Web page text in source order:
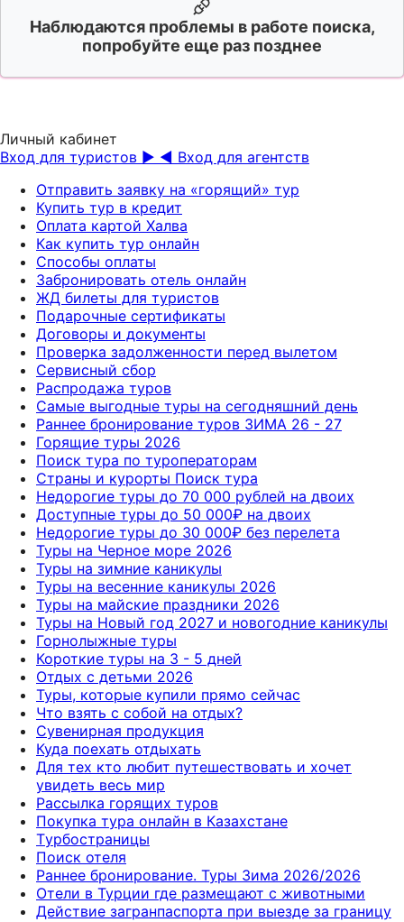
Наблюдаются проблемы в работе поиска,
попробуйте еще раз позднее
Личный кабинет
Вход для туристов ▶ ◀ Вход для агентств
Отправить заявку на «горящий» тур
Купить тур в кредит
Оплата картой Халва
Как купить тур онлайн
Способы оплаты
Забронировать отель онлайн
ЖД билеты для туристов
Подарочные сертификаты
Договоры и документы
Проверка задолженности перед вылетом
Сервисный сбор
Распродажа туров
Самые выгодные туры на сегодняшний день
Раннее бронирование туров ЗИМА 26 - 27
Горящие туры 2026
Поиск тура по туроператорам
Страны и курорты Поиск тура
Недорогие туры до 70 000 рублей на двоих
Доступные туры до 50 000₽ на двоих
Недорогие туры до 30 000₽ без перелета
Туры на Черное море 2026
Туры на зимние каникулы
Туры на весенние каникулы 2026
Туры на майские праздники 2026
Туры на Новый год 2027 и новогодние каникулы
Горнолыжные туры
Короткие туры на 3 - 5 дней
Отдых с детьми 2026
Туры, которые купили прямо сейчас
Что взять с собой на отдых?
Сувенирная продукция
Куда поехать отдыхать
Для тех кто любит путешествовать и хочет
увидеть весь мир
Рассылка горящих туров
Покупка тура онлайн в Казахстане
Tурбостраницы
Поиск отеля
Раннее бронирование. Туры Зима 2026/2026
Отели в Турции где размещают с животными
Действие загранпаспорта при выезде за границу